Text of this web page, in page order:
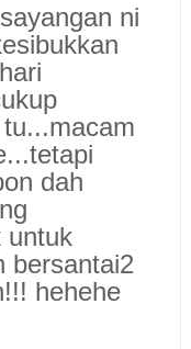
ni
dah
untuk
bersantai2
hehehe